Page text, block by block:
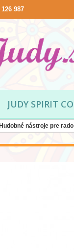
126 987
JUDY SPIRIT
nástroje pre